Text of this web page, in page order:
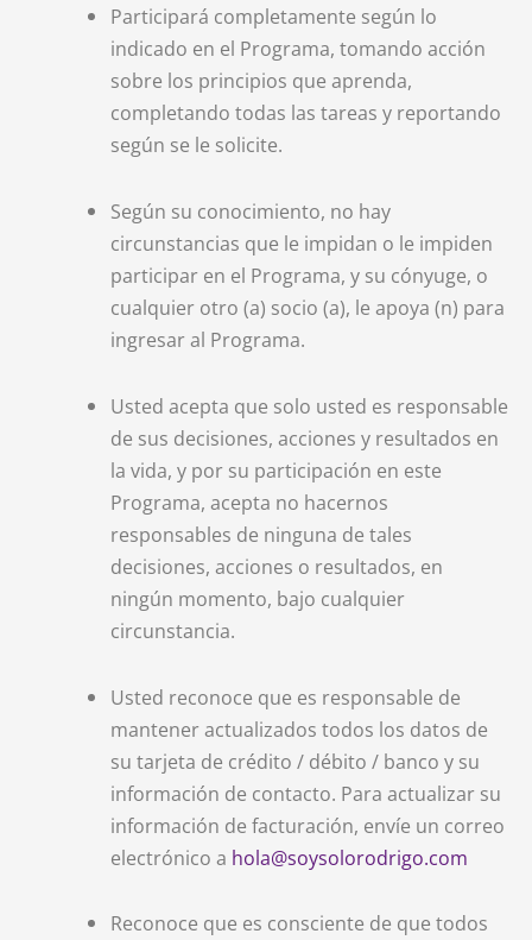
Participará completamente según lo
indicado en el Programa, tomando acción
sobre los principios que aprenda,
completando todas las tareas y reportando
según se le solicite.
Según su conocimiento, no hay
circunstancias que le impidan o le impiden
participar en el Programa, y su cónyuge, o
cualquier otro (a) socio (a), le apoya (n) para
ingresar al Programa.
Usted acepta que solo usted es responsable
de sus decisiones, acciones y resultados en
la vida, y por su participación en este
Programa, acepta no hacernos
responsables de ninguna de tales
decisiones, acciones o resultados, en
ningún momento, bajo cualquier
circunstancia.
Usted reconoce que es responsable de
mantener actualizados todos los datos de
su tarjeta de crédito / débito / banco y su
información de contacto. Para actualizar su
información de facturación, envíe un correo
electrónico a hola@soysolorodrigo.com
Reconoce que es consciente de que todos